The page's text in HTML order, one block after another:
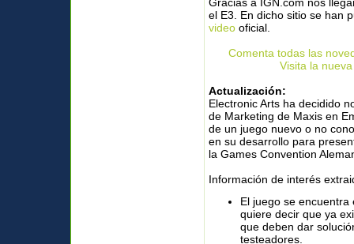
Gracias a IGN.com nos
el E3. En dicho sitio se han
videooficial.
Comenta todas las
Visita la
Actualización:
Electronic Arts ha decidido
de Marketing de Maxis en
de un juego nuevo o no
en su desarrollo para
la Games Convention
Información de interés
El juego se
quiere decir que ya
que deben dar
testeadores.